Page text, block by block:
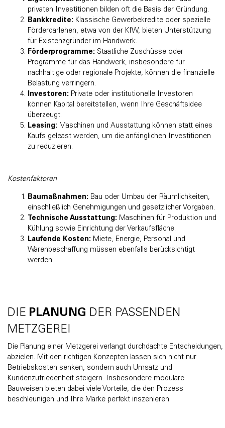
privaten Investitionen bilden oft die Basis der Gründung.
Bankkredite: Klassische Gewerbekredite oder spezielle
Förderdarlehen, etwa von der KfW, bieten Unterstützung
für Existenzgründer im Handwerk.
Förderprogramme: Staatliche Zuschüsse oder
Programme für das Handwerk, insbesondere für
nachhaltige oder regionale Projekte, können die finanzielle
Belastung verringern.
Investoren: Private oder institutionelle Investoren
können Kapital bereitstellen, wenn Ihre Geschäftsidee
überzeugt.
Leasing: Maschinen und Ausstattung können statt eines
Kaufs geleast werden, um die anfänglichen Investitionen
zu reduzieren.
Kostenfaktoren
Baumaßnahmen: Bau oder Umbau der Räumlichkeiten,
einschließlich Genehmigungen und gesetzlicher Vorgaben.
Technische Ausstattung: Maschinen für Produktion und
Kühlung sowie Einrichtung der Verkaufsfläche.
Laufende Kosten: Miete, Energie, Personal und
Warenbeschaffung müssen ebenfalls berücksichtigt
werden.
DIE PLANUNG DER PASSENDEN
METZGEREI
Die Planung einer Metzgerei verlangt durchdachte
abzielen. Mit den richtigen Konzepten lassen sich nicht nur
Betriebskosten senken, sondern auch Umsatz und
Kundenzufriedenheit steigern. Insbesondere modulare
Bauweisen bieten dabei viele Vorteile, die den Prozess
beschleunigen und Ihre Marke perfekt inszenieren.